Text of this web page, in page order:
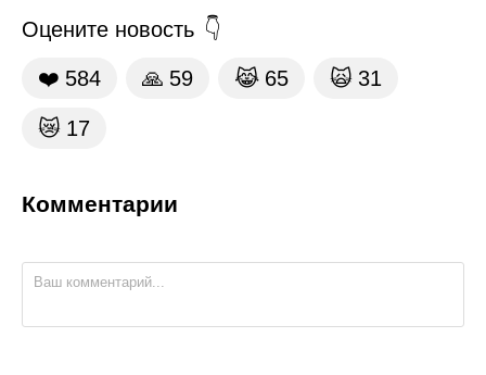
Оцените новость
❤️ 584 🙏 59 😹 65 🙀 31
😿 17
Комментарии